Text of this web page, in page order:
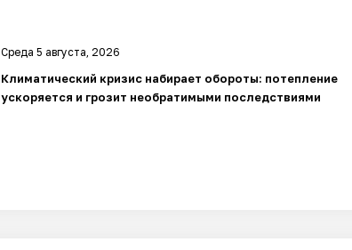
Среда 5 августа, 2026
Климатический кризис набирает обороты: потепление
ускоряется и грозит необратимыми последствиями